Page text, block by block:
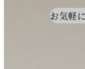
お気軽